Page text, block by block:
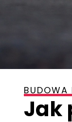
BUDOWA
Jak